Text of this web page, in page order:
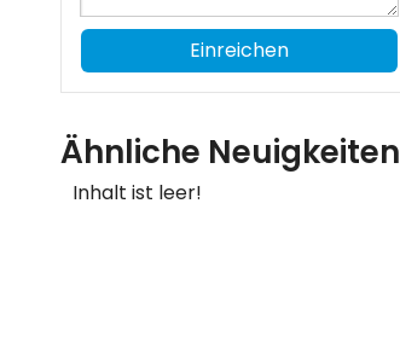
Einreichen
Ähnliche Neuigkeiten
Inhalt ist leer!